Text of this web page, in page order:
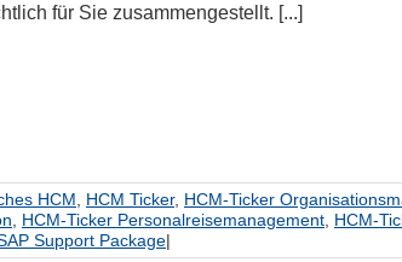
für Sie zusammengestellt. [...]
HCM HCM Ticker, HCM-Ticker
HCM-Ticker Personalreisemanagement HCM-
Support Package|